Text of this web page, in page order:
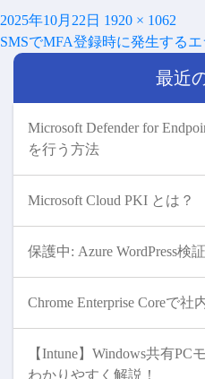
投
稿
日:
2025年10月22日 フ
ル
ズ
1920 × 1062
投
SMSでMFA登録時に発生する
最近
Microsoft Defender for
を行う方法
Microsoft Cloud PKI とは？
保護中: Azure WordPress検
Chrome Enterprise Coreで
【Intune】Windows共有
わかりやすく解説！